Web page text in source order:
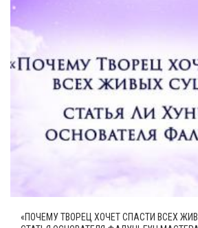
«ПОЧЕМУ ТВОРЕЦ ХОЧЕТ СПАСТИ ВСЕХ